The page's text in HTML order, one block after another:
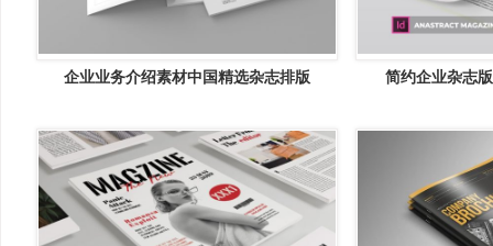
企业业务介绍素材中国精选杂志排版 简约企业杂志